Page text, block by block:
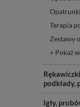
Terapia
Zestawy
+ Pokaż
podkłady,
Igły,